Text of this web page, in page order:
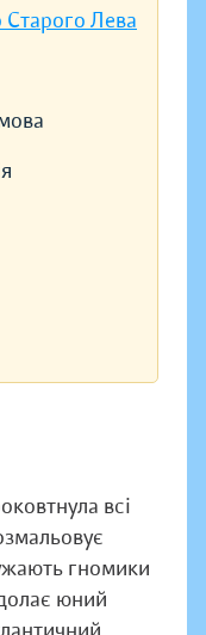
Лева
всі
гномики
юний